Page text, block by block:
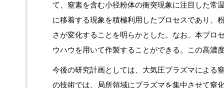
て、窒素を含む小径粉体の衝突現象に注目した常
に移着する現象を積極利用したプロセスであり、
さが変化することを明らかとした。なお、本プロ
ウハウを用いて作製することができる。この高濃
今後の研究計画としては、大気圧プラズマによる
の技術では、局所領域にプラズマを集中させて窒